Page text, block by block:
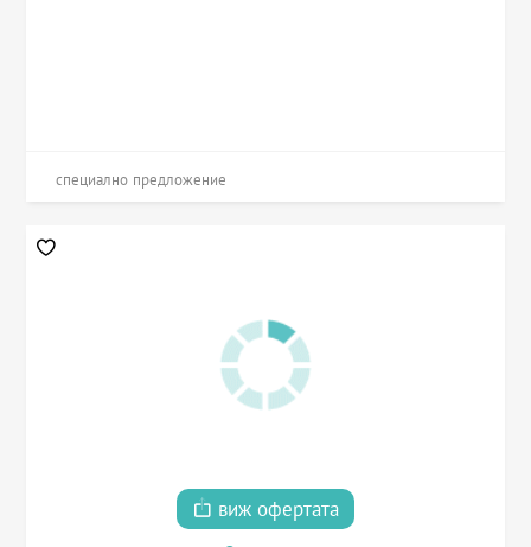
специално предложение
виж офертата